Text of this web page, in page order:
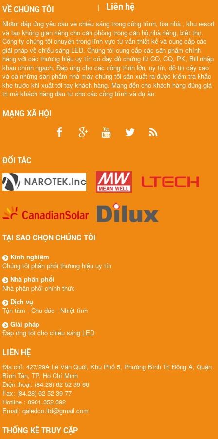
| Liên hệ
VỀ CHÚNG TÔI
Nhằm đáp ứng yêu cầu về chiếu sáng trong công trình, tòa nhà , khu resort
và tạo không gian riêng cho căn phòng trong căn hộ,nhà riêng, biệt thự.
Công ty chúng tôi chuyên trong lĩnh vực tư vấn thiết kế và cung cấp các
giải pháp về chiếu sáng LED. Chúng tôi cung cấp các sản phẩm chính
hãng với các thương hiệu uy tín có đầy đủ chứng từ CO, CQ, PK, Bill nhập
khầu chính ngạch. Đáp ứng cho các công trình lớn, uy tín, độ tin cậy cao
và cả những sản phẩm nhà máy chúng tôi sản xuất ra được kiểm tra khắc
khe trước khi xuất tới tay khách hàng. Mang đến cho khách hàng đúng giá
trị mà khách hàng đầu tư cho các công trình và dự àn.
MẠNG XÃ HỘI
ĐỐI TÁC
TẠI SAO CHỌN CHÚNG TÔI
Kinh nghiệm
Chúng tôi phân phối thương hiệu uy tín
Nhà phân phối
Nhà phân phối chính thức
Dịch vụ
Tận tâm - Chu đáo - Nhiệt tình
Giải pháp
Đáp ứng tốt cho chiếu sáng LED
LIÊN HỆ
Địa chỉ: 427/29A Lê Văn Quới, Khu Phố 5, Phường Bình Trị Đông A, Quận
Bình Tân, TP. Hồ Chí Minh
Điện thoại: (84.28) 62 52 39 66
Fax: (84.28) 62 52 39 77
Hotline : 0901.352.392
Email: qaledco.ltd@gmail.com
THỐNG KÊ TRUY CẬP